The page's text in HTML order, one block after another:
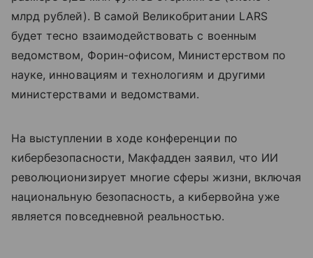
млрд рублей). В самой Великобритании LARS
будет тесно взаимодействовать с военным
ведомством, Форин-офисом, Министерством по
науке, инновациям и технологиям и другими
министерствами и ведомствами.
На выступлении в ходе конференции по
кибербезопасности, Макфадден заявил, что ИИ
революционизирует многие сферы жизни, включая
национальную безопасность, а кибервойна уже
является повседневной реальностью.